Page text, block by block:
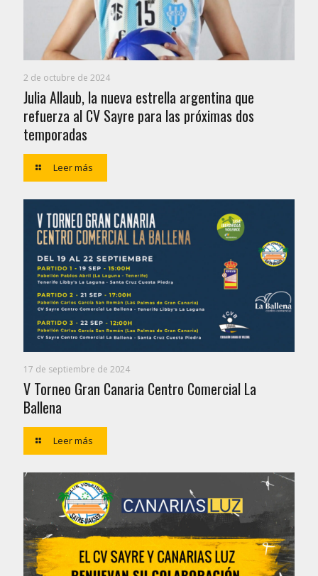
2 de octubre de 2024
Julia Allaub, la nueva estrella argentina que
refuerza al CV Sayre para las próximas dos
temporadas
Leer más
17 de septiembre de 2024
V Torneo Gran Canaria Centro Comercial La
Ballena
Leer más